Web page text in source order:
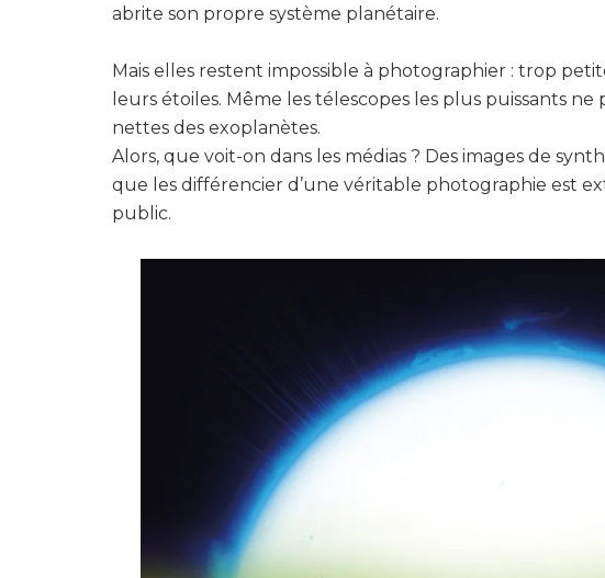
abrite son propre système planétaire.
Mais elles restent impossible à photographier : trop
leurs étoiles. Même les télescopes les plus puissants
nettes des exoplanètes.
Alors, que voit-on dans les médias ? Des images de
que les différencier d’une véritable photographie est
public.